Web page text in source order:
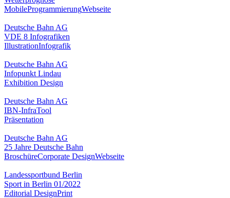
MobileProgrammierungWebseite
Deutsche Bahn AG
VDE 8 Infografiken
IllustrationInfografik
Deutsche Bahn AG
Infopunkt Lindau
Exhibition Design
Deutsche Bahn AG
IBN-InfraTool
Präsentation
Deutsche Bahn AG
25 Jahre Deutsche Bahn
BroschüreCorporate DesignWebseite
Landessportbund Berlin
Sport in Berlin 01/2022
Editorial DesignPrint